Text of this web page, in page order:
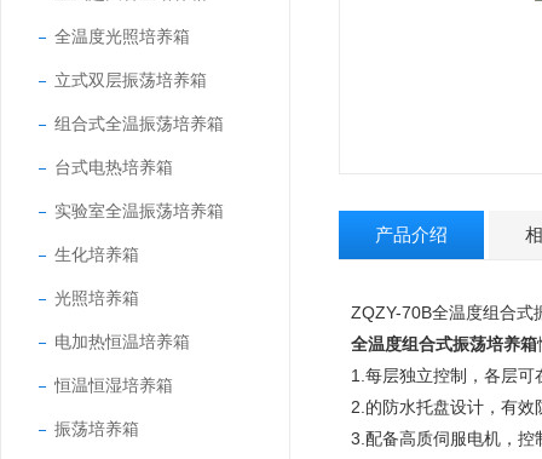
全温度光照培养箱
立式双层振荡培养箱
组合式全温振荡培养箱
台式电热培养箱
实验室全温振荡培养箱
生化培养箱
光照培养箱
电加热恒温培养箱
恒温恒湿培养箱
振荡培养箱
产品介绍
ZQZY-70B全温度组合式
全温度组合式振荡培养箱
1.每层独立控制，各层
2.的防水托盘设计，有
3.配备高质伺服电机，控